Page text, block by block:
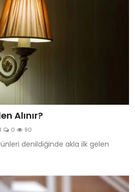
Alınır?
0 90
denildiğinde akla ilk gelen